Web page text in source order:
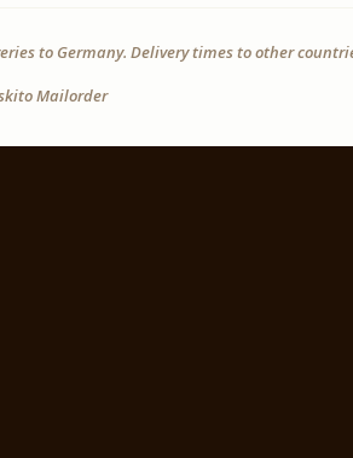
to Germany. Delivery times to other
Mailorder